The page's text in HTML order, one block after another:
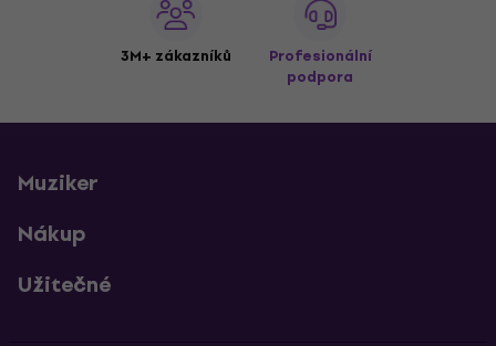
3M+ zákazníků
Profesionální
podpora
Muziker
Nákup
Užitečné